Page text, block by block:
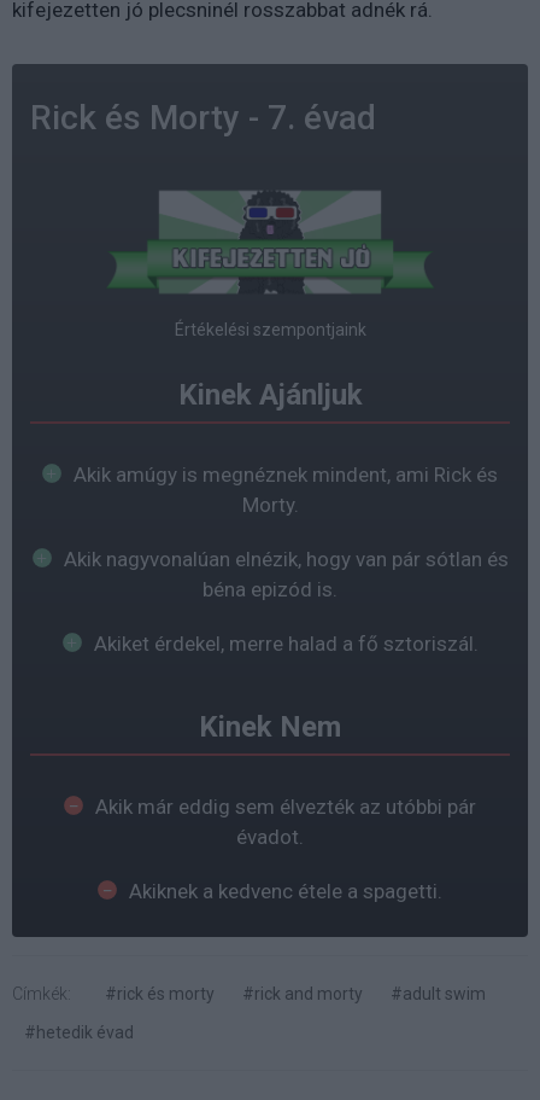
kifejezetten jó plecsninél rosszabbat adnék rá.
Rick és Morty - 7. évad
Értékelési szempontjaink
Kinek Ajánljuk
Akik amúgy is megnéznek mindent, ami Rick és
Morty.
Akik nagyvonalúan elnézik, hogy van pár sótlan és
béna epizód is.
Akiket érdekel, merre halad a fő sztoriszál.
Kinek Nem
Akik már eddig sem élvezték az utóbbi pár
évadot.
Akiknek a kedvenc étele a spagetti.
Címkék: #rick és morty #rick and morty
#adult swim
#hetedik évad